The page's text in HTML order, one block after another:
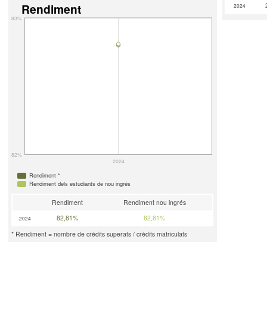
2024
Rendiment
2024
82%
83%
Rendiment *
Rendiment dels estudiants de nou ingrés
Rendiment Rendiment nou ingrés
2024 82,81%
82,81%
* Rendiment = nombre de crèdits superats / crèdits matriculats